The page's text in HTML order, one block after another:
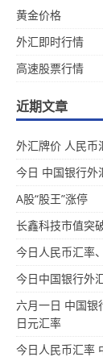
黄金价格
外汇即时行情
高速股票行情
近期文章
外汇牌价 人民币
今日 中国银行外
A股“股王”涨停
长鑫科技市值突
今日人民币汇率
今日中国银行外
六月一日 中国银
日元汇率
今日人民币汇率